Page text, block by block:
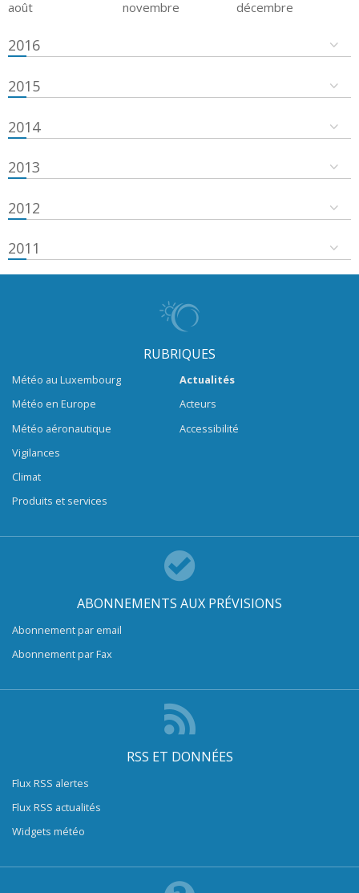
août
novembre décembre
2016
2015
2014
2013
2012
2011
RUBRIQUES
Météo au Luxembourg
Météo en Europe
Météo aéronautique
Vigilances
Climat
Produits et services
Actualités
Acteurs
Accessibilité
ABONNEMENTS AUX PRÉVISIONS
Abonnement par email
Abonnement par Fax
RSS ET DONNÉES
Flux RSS alertes
Flux RSS actualités
Widgets météo